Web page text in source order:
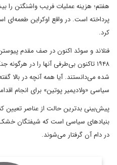
هفتم؛ هزینه عملیات فریب واشنگتن را
پرداخته است. در واقع اوکراین طعمه‌ای
کرد.
فنلاند و سوئد اکنون در صف مقدم
۱۹۴۸ تاکنون بی‌طرفی آنها را در
شده می‌دانستند. آیا همه آنچه در بالا
سیاسی «ولادیمیر پوتین» برای انجام
پیش‌بینی بدترین حالت از عناصر تعیین
بنیادهای سیاسی است که شیفتگان
در دام آن گرفتار می‌شوند.